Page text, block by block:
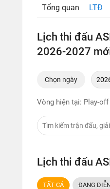
Tổng quan LTĐ
Lịch thi đấu
2026-2027
Chọn ngày
Vòng hiện tại: Play-off
Lịch thi đấu
TẤT CẢ ĐANG